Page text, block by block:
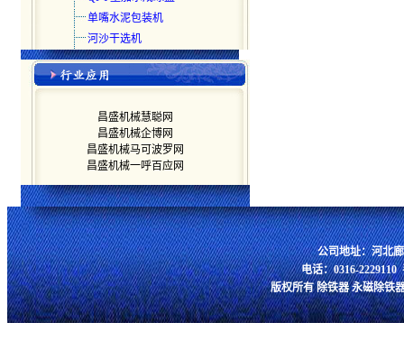
单嘴水泥包装机
河沙干选机
昌盛机械慧聪网
昌盛机械企博网
昌盛机械马可波罗网
昌盛机械一呼百应网
公司地址：河北
电话：0316-2229110
版权所有 除铁器 永磁除铁